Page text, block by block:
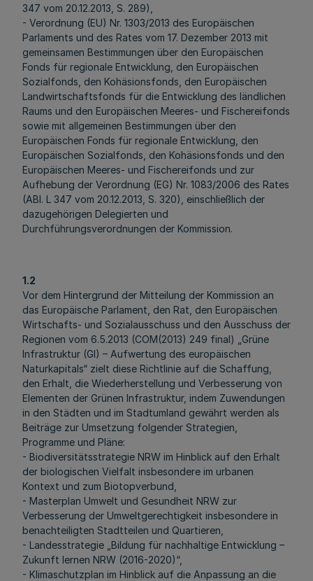
347 vom 20.12.2013, S. 289),
- Verordnung (EU) Nr. 1303/2013 des Europäischen
Parlaments und des Rates vom 17. Dezember 2013 mit
gemeinsamen Bestimmungen über den Europäischen
Fonds für regionale Entwicklung, den Europäischen
Sozialfonds, den Kohäsionsfonds, den Europäischen
Landwirtschaftsfonds für die Entwicklung des ländlichen
Raums und den Europäischen Meeres- und Fischereifonds
sowie mit allgemeinen Bestimmungen über den
Europäischen Fonds für regionale Entwicklung, den
Europäischen Sozialfonds, den Kohäsionsfonds und den
Europäischen Meeres- und Fischereifonds und zur
Aufhebung der Verordnung (EG) Nr. 1083/2006 des Rates
(ABl. L 347 vom 20.12.2013, S. 320), einschließlich der
dazugehörigen Delegierten und
Durchführungsverordnungen der Kommission.
1.2
Vor dem Hintergrund der Mitteilung der Kommission an
das Europäische Parlament, den Rat, den Europäischen
Wirtschafts- und Sozialausschuss und den Ausschuss der
Regionen vom 6.5.2013 (COM(2013) 249 final) „Grüne
Infrastruktur (GI) – Aufwertung des europäischen
Naturkapitals“ zielt diese Richtlinie auf die Schaffung,
den Erhalt, die Wiederherstellung und Verbesserung von
Elementen der Grünen Infrastruktur, indem Zuwendungen
in den Städten und im Stadtumland gewährt werden als
Beiträge zur Umsetzung folgender Strategien,
Programme und Pläne:
- Biodiversitätsstrategie NRW im Hinblick auf den Erhalt
der biologischen Vielfalt insbesondere im urbanen
Kontext und zum Biotopverbund,
- Masterplan Umwelt und Gesundheit NRW zur
Verbesserung der Umweltgerechtigkeit insbesondere in
benachteiligten Stadtteilen und Quartieren,
- Landesstrategie „Bildung für nachhaltige Entwicklung –
Zukunft lernen NRW (2016-2020)“,
- Klimaschutzplan im Hinblick auf die Anpassung an die